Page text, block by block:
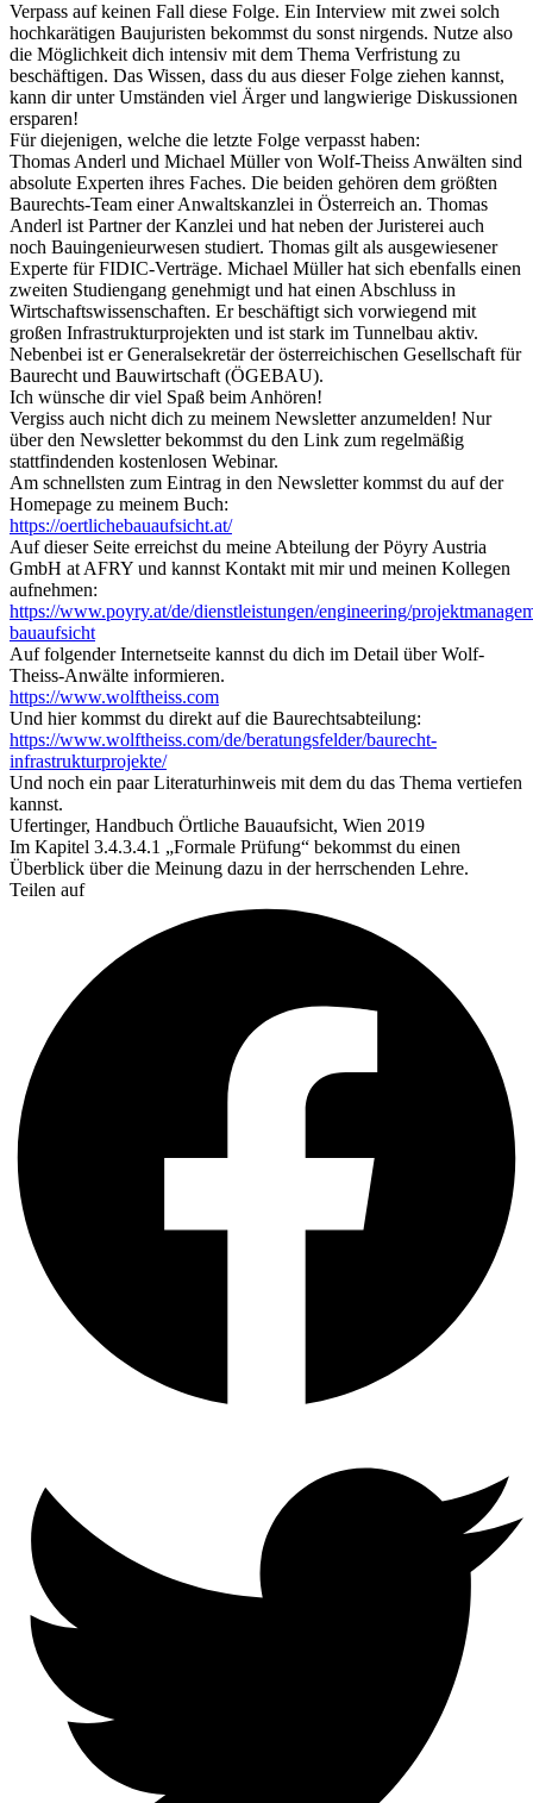
Verpass auf keinen Fall diese Folge. Ein Interview mit zwei solch
hochkarätigen Baujuristen bekommst du sonst nirgends. Nutze also
die Möglichkeit dich intensiv mit dem Thema Verfristung zu
beschäftigen. Das Wissen, dass du aus dieser Folge ziehen kannst,
kann dir unter Umständen viel Ärger und langwierige Diskussionen
ersparen!
Für diejenigen, welche die letzte Folge verpasst haben:
Thomas Anderl und Michael Müller von Wolf-Theiss Anwälten sind
absolute Experten ihres Faches. Die beiden gehören dem größten
Baurechts-Team einer Anwaltskanzlei in Österreich an. Thomas
Anderl ist Partner der Kanzlei und hat neben der Juristerei auch
noch Bauingenieurwesen studiert. Thomas gilt als ausgewiesener
Experte für FIDIC-Verträge. Michael Müller hat sich ebenfalls einen
zweiten Studiengang genehmigt und hat einen Abschluss in
Wirtschaftswissenschaften. Er beschäftigt sich vorwiegend mit
großen Infrastrukturprojekten und ist stark im Tunnelbau aktiv.
Nebenbei ist er Generalsekretär der österreichischen Gesellschaft für
Baurecht und Bauwirtschaft (ÖGEBAU).
Ich wünsche dir viel Spaß beim Anhören!
Vergiss auch nicht dich zu meinem Newsletter anzumelden! Nur
über den Newsletter bekommst du den Link zum regelmäßig
stattfindenden kostenlosen Webinar.
Am schnellsten zum Eintrag in den Newsletter kommst du auf der
Homepage zu meinem Buch:
https://oertlichebauaufsicht.at/
Auf dieser Seite erreichst du meine Abteilung der Pöyry Austria
GmbH at AFRY und kannst Kontakt mit mir und meinen Kollegen
aufnehmen:
https://www.poyry.at/de/dienstleistungen/engineering/
bauaufsicht
Auf folgender Internetseite kannst du dich im Detail über Wolf-
Theiss-Anwälte informieren.
https://www.wolftheiss.com
Und hier kommst du direkt auf die Baurechtsabteilung:
https://www.wolftheiss.com/de/beratungsfelder/baurecht-
infrastrukturprojekte/
Und noch ein paar Literaturhinweis mit dem du das Thema vertiefen
kannst.
Ufertinger, Handbuch Örtliche Bauaufsicht, Wien 2019
Im Kapitel 3.4.3.4.1 „Formale Prüfung“ bekommst du einen
Überblick über die Meinung dazu in der herrschenden Lehre.
Teilen auf